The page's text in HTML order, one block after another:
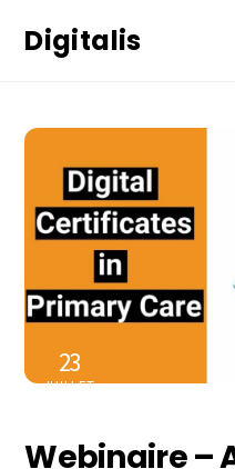
Digitalis
23
JUILLET
Webinaire –